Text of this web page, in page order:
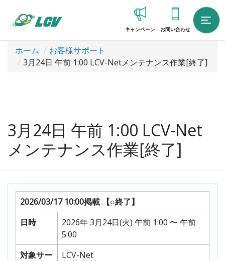
キャンペーン お問い合わせ
ホーム
お客様サポート
3月24日 午前 1:00 LCV-Netメンテナンス作業[終了]
3月24日 午前 1:00 LCV-Net
メンテナンス作業[終了]
2026/03/17 10:00掲載
【○終了】
日時
2026年 3月24日(火) 午前 1:00 〜 午前
5:00
対象サー
LCV-Net